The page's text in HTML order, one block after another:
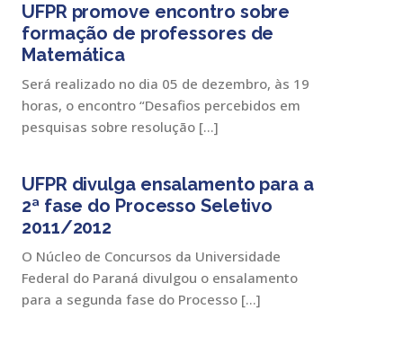
UFPR promove encontro sobre
formação de professores de
Matemática
Será realizado no dia 05 de dezembro, às 19
horas, o encontro “Desafios percebidos em
pesquisas sobre resolução […]
UFPR divulga ensalamento para a
2ª fase do Processo Seletivo
2011/2012
O Núcleo de Concursos da Universidade
Federal do Paraná divulgou o ensalamento
para a segunda fase do Processo […]